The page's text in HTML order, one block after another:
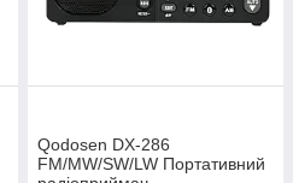
Qodosen DX-286
FM/MW/SW/LW Портативний